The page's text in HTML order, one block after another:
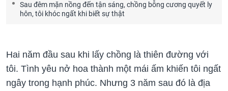
Sau đêm mặn nồng đến tận sáng, chồng bỗng cương quyết ly
hôn, tôi khóc ngất khi biết sự thật
Hai năm đầu sau khi lấy chồng là thiên đường với
tôi. Tình yêu nở hoa thành một mái ấm khiến tôi ngất
ngây trong hạnh phúc. Nhưng 3 năm sau đó là địa